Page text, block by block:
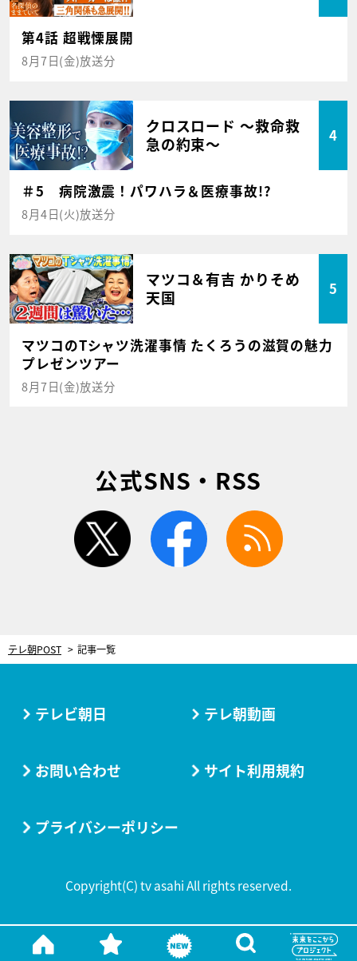
第4話 超戦慄展開
8月7日(金)放送分
クロスロード ～救命救
急の約束～
4
＃5 病院激震！パワハラ＆医療事故!?
8月4日(火)放送分
マツコ＆有吉 かりそめ
天国
5
マツコのTシャツ洗濯事情 たくろうの滋賀の魅力
プレゼンツアー
8月7日(金)放送分
公式SNS・RSS
twitter facebook
テレ朝POST 記事一覧
テレビ朝日 テレ朝動画
お問い合わせ サイト利用規約
プライバシーポリシー
Copyright(C) tv asahi All rights reserved.